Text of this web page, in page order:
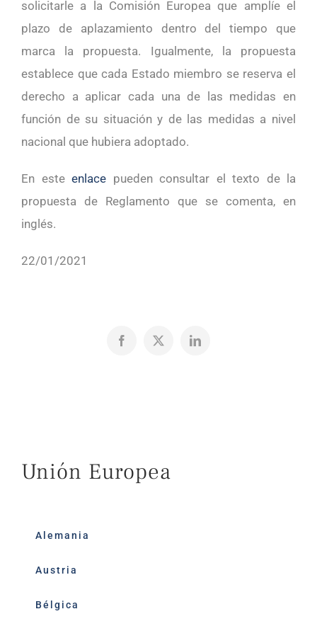
solicitarle a la Comisión Europea que amplíe el
plazo de aplazamiento dentro del tiempo que
marca la propuesta. Igualmente, la propuesta
establece que cada Estado miembro se reserva el
derecho a aplicar cada una de las medidas en
función de su situación y de las medidas a nivel
nacional que hubiera adoptado.
En este enlace pueden consultar el texto de la
propuesta de Reglamento que se comenta, en
inglés.
22/01/2021
Facebook
X LinkedIn
Unión Europea
Alemania
Austria
Bélgica